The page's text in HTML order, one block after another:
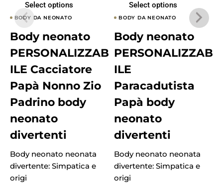
Select options
BODY DA NEONATO
Body neonato
PERSONALIZZAB
ILE Cacciatore
Papà Nonno Zio
Padrino body
neonato
divertenti
Body neonato neonata
divertente: Simpatica e
origi
Select options
BODY DA NEONATO
Body neonato
PERSONALIZZAB
ILE
Paracadutista
Papà body
neonato
divertenti
Body neonato neonata
divertente: Simpatica e
origi